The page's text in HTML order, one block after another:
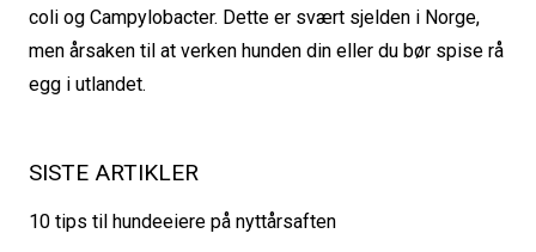
coli og Campylobacter. Dette er svært sjelden i Norge,
men årsaken til at verken hunden din eller du bør spise rå
egg i utlandet.
SISTE ARTIKLER
10 tips til hundeeiere på nyttårsaften